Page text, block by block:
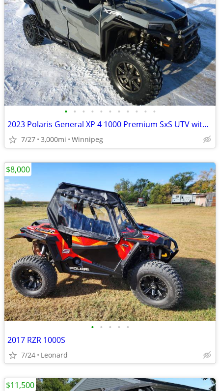
• • • • • • • • • • •
2023 Polaris General XP 4 1000 Premium SxS UTV with EXTRAS!
7/27 3,000mi Winnipeg
• • • • •
2017 RZR 1000S
7/24 Leonard
$8,000
$11,500